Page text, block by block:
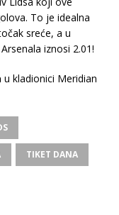
To je idealna
sreće, a u
iznosi 2.01!
u kladionici Meridian
TIKET DANA